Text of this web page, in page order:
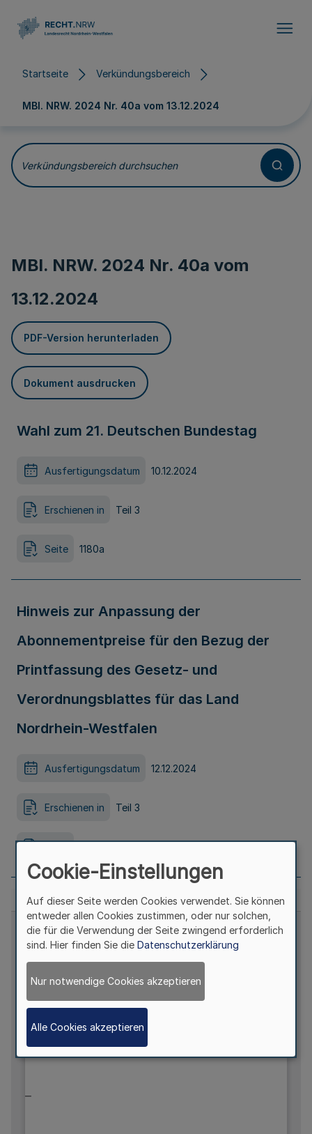
Startseite Verkündungsbereich
MBl. NRW. 2024 Nr. 40a vom 13.12.2024
Verkündungsbereich durchsuchen
MBl. NRW. 2024 Nr. 40a vom
13.12.2024
PDF-Version herunterladen
Dokument ausdrucken
Wahl zum 21. Deutschen Bundestag
Ausfertigungsdatum 10.12.2024
Erschienen in Teil 3
Seite 1180a
Hinweis zur Anpassung der
Abonnementpreise für den Bezug der
Printfassung des Gesetz- und
Verordnungsblattes für das Land
Nordrhein-Westfalen
Ausfertigungsdatum 12.12.2024
Erschienen in Teil 3
Cookie-Einstellungen
Auf dieser Seite werden Cookies verwendet. Sie können
entweder allen Cookies zustimmen, oder nur solchen,
die für die Verwendung der Seite zwingend erforderlich
sind. Hier finden Sie die Datenschutzerklärung
Nur notwendige Cookies akzeptieren
Alle Cookies akzeptieren